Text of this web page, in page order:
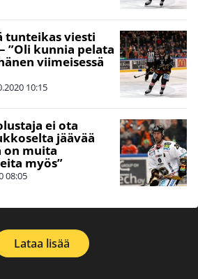
tunteikas viesti
”Oli kunnia pelata
viimeisessä
10:15
ei ota
jäävää
on muita
myös”
08:05
Lataa lisää